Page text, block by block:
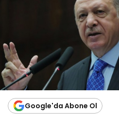
Google'da Abone Ol